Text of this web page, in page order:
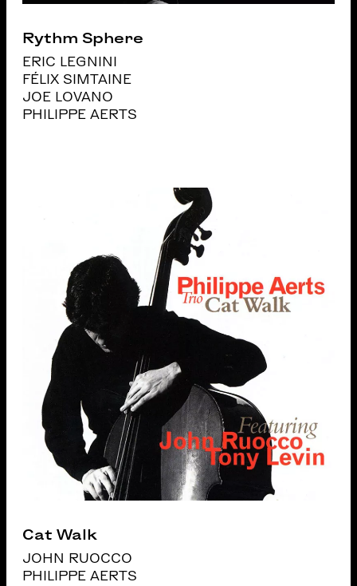
Rythm Sphere
ERIC LEGNINI
FÉLIX SIMTAINE
JOE LOVANO
PHILIPPE AERTS
Cat Walk
JOHN RUOCCO
PHILIPPE AERTS